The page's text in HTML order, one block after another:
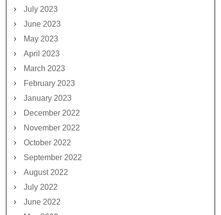
July 2023
June 2023
May 2023
April 2023
March 2023
February 2023
January 2023
December 2022
November 2022
October 2022
September 2022
August 2022
July 2022
June 2022